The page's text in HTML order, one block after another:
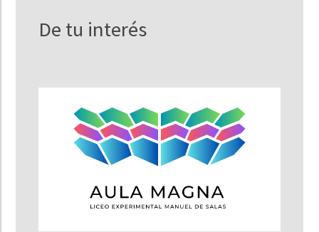
De tu interés